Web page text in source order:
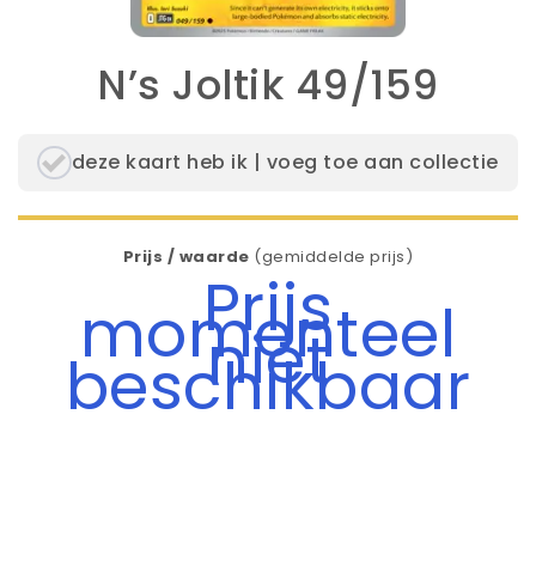
N’s Joltik 49/159
deze kaart heb ik | voeg toe aan collectie
Prijs / waarde (gemiddelde prijs)
Prijs
momenteel
niet
beschikbaar